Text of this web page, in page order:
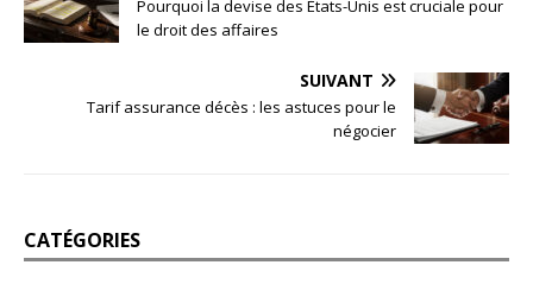
Pourquoi la devise des États-Unis est cruciale pour
le droit des affaires
SUIVANT
Tarif assurance décès : les astuces pour le
négocier
CATÉGORIES